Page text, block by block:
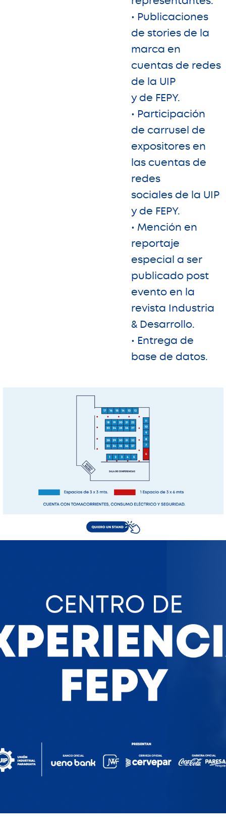
• Publicaciones
de stories de la
marca en
cuentas de redes
de la UIP
y de FEPY.
• Participación
de carrusel de
expositores en
las cuentas de
redes
sociales de la UIP
y de FEPY.
• Mención en
reportaje
especial a ser
publicado post
evento en la
revista Industria
& Desarrollo.
• Entrega de
base de datos.